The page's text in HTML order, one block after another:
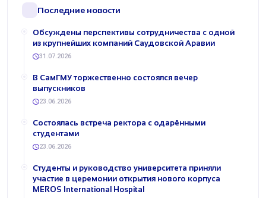
Последние новости
Обсуждены перспективы сотрудничества с одной
из крупнейших компаний Саудовской Аравии
31.07.2026
В СамГМУ торжественно состоялся вечер
выпускников
23.06.2026
Состоялась встреча ректора с одарёнными
студентами
23.06.2026
Студенты и руководство университета приняли
участие в церемонии открытия нового корпуса
MEROS International Hospital